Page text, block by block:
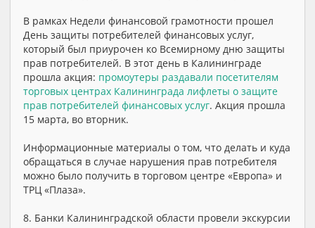
В рамках Недели финансовой грамотности прошел
День защиты потребителей финансовых услуг,
который был приурочен ко Всемирному дню защиты
прав потребителей. В этот день в Калининграде
прошла акция: промоутеры раздавали посетителям
торговых центрах Калининграда лифлеты о защите
прав потребителей финансовых услуг. Акция прошла
15 марта, во вторник.
Информационные материалы о том, что делать и куда
обращаться в случае нарушения прав потребителя
можно было получить в торговом центре «Европа» и
ТРЦ «Плаза».
8. Банки Калининградской области провели экскурсии